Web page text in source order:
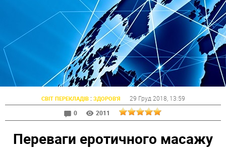
СВІТ ПЕРЕКЛАДІВ: ЗДОРОВ'Я 29 Груд 2018 , 13:59
0
2011
Переваги еротичного масажу